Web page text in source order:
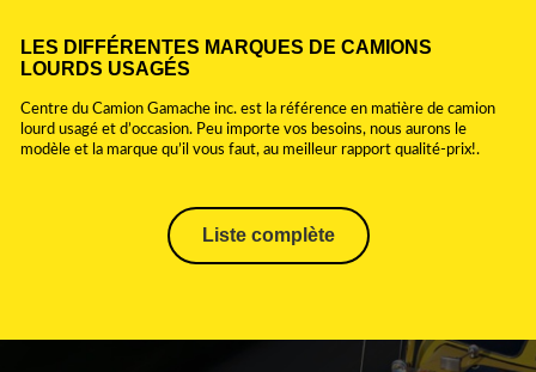
LES DIFFÉRENTES MARQUES DE CAMIONS
LOURDS USAGÉS
Centre du Camion Gamache inc. est la référence en matière de camion
lourd usagé et d’occasion. Peu importe vos besoins, nous aurons le
modèle et la marque qu’il vous faut, au meilleur rapport qualité-prix!.
Liste complète